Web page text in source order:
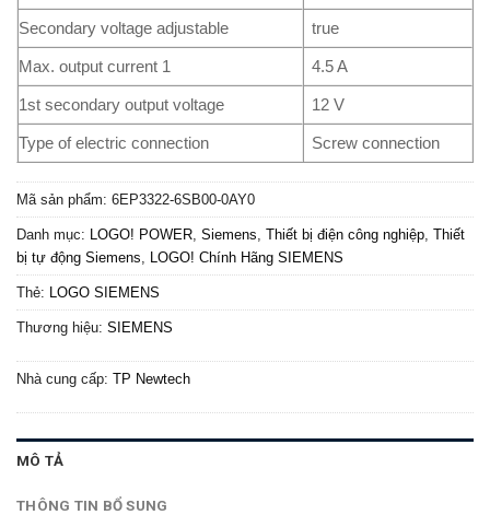
Secondary voltage adjustable true
Max. output current 1 4.5 A
1st secondary output voltage 12 V
Type of electric connection Screw connection
Mã sản phẩm: 6EP3322-6SB00-0AY0
Danh mục: LOGO! POWER Siemens Thiết bị điện công nghiệp Thiết
bị tự động Siemens
LOGO! Chính Hãng SIEMENS
Thẻ: LOGO SIEMENS
Thương hiệu: SIEMENS
Nhà cung cấp: TP Newtech
MÔ TẢ
THÔNG TIN BỔ SUNG